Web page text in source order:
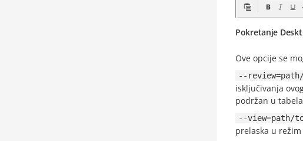
Pokretanje
Ove opcije se
--
isključivanja
podržan u
--view=path/
prelaska u